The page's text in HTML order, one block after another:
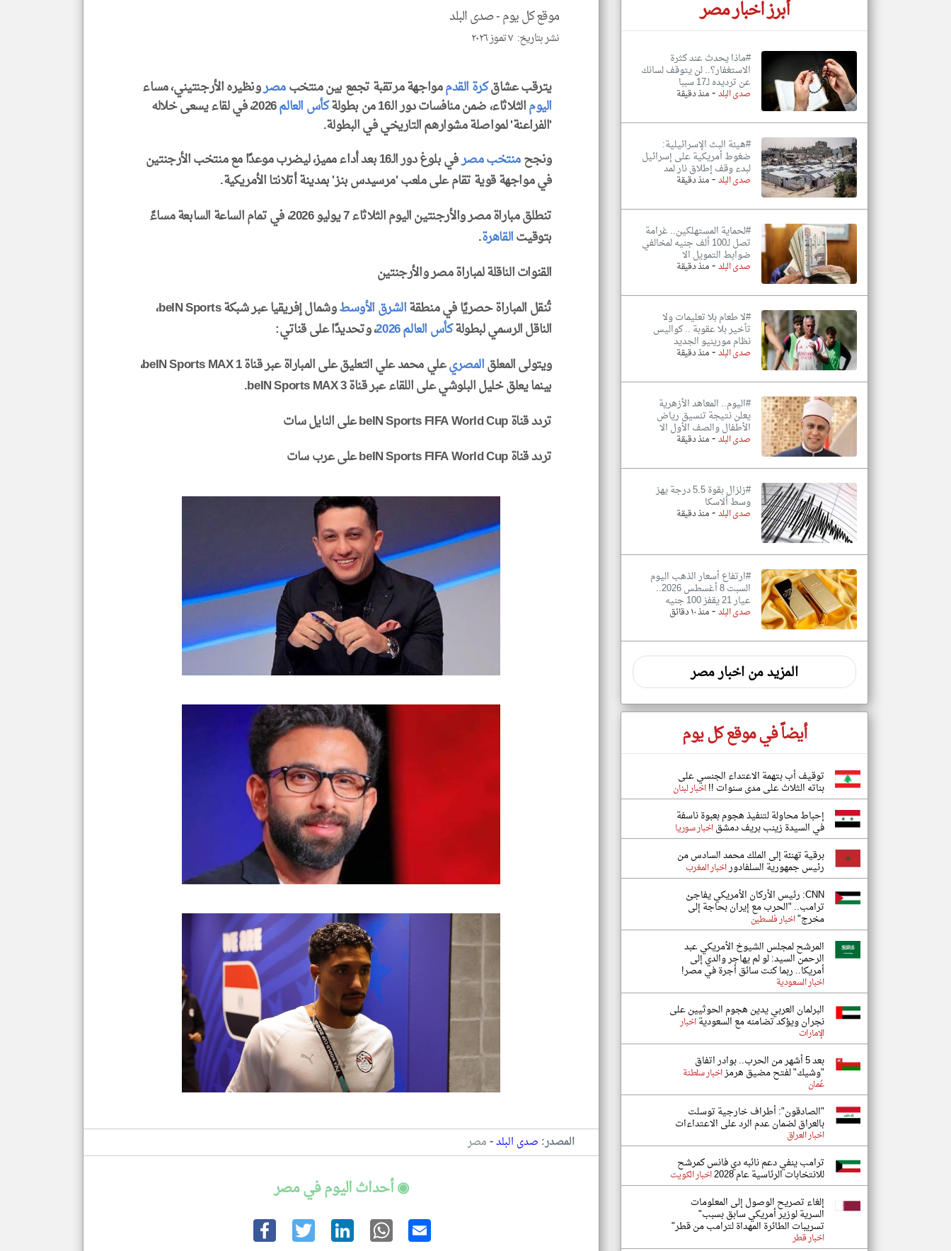
موقع كل يوم -صدى البلد
نشر بتاريخ: ٧ تموز ٢٠٢٦
يترقب عشاقكرة القدممواجهة مرتقبة تجمع بين منتخبمصرونظيره الأرجنتيني، مساء
اليومالثلاثاء، ضمن منافسات دور الـ16 من بطولة كأس العالم
2026، في لقاء يسعى خلاله
'الفراعنة' لمواصلة مشوارهم التاريخي في البطولة.
ونجحمنتخب مصر
في بلوغ دور الـ16 بعد أداء مميز، ليضرب موعدًا مع منتخب الأرجنتين
في مواجهة قوية تقام على ملعب 'مرسيدس بنز' بمدينة أتلانتا الأمريكية.
تنطلق مباراة مصر والأرجنتين اليوم الثلاثاء 7 يوليو 2026، في تمام الساعة السابعة مساءً
بتوقيتالقاهرة.
القنوات الناقلة لمباراة مصر والأرجنتين
تُنقل المباراة حصريًا في منطقةالشرق الأوسط
وشمال إفريقيا عبر شبكة beIN Sports،
الناقل الرسمي لبطولةكأس العالم 2026
، وتحديدًا على قناتي:
ويتولى المعلقالمصري
علي محمد علي التعليق على المباراة عبر قناة beIN Sports MAX 1،
بينما يعلق خليل البلوشي على اللقاء عبر قناة beIN Sports MAX 3.
تردد قناة beIN Sports FIFA World Cup على النايل سات
تردد قناة beIN Sports FIFA World Cup على عرب سات
المصدر: صدى البلد-مصر
◉ أحداث اليوم في مصر
أبرز اخبار مصر
#ماذا يحدث عند كثرة
الاستغفار؟.. لن يتوقف لسانك
عن ترديده لـ17 سببا
صدى البلد-منذ دقيقة
#هيئة البث الإسرائيلية:
ضغوط أمريكية على إسرائيل
لبدء وقف إطلاق نار لمد
صدى البلد-منذ دقيقة
#لحماية المستهلكين.. غرامة
تصل لـ100 ألف جنيه لمخالفي
ضوابط التمويل الا
صدى البلد-منذ دقيقة
#لا طعام بلا تعليمات ولا
تأخير بلا عقوبة .. كواليس
نظام مورينيو الجديد
صدى البلد-منذ دقيقة
#اليوم.. المعاهد الأزهرية
يعلن نتيجة تنسيق رياض
الأطفال والصف الأول الا
صدى البلد-منذ دقيقة
#زلزال بقوة 5.5 درجة يهز
وسط ألاسكا
صدى البلد-منذ دقيقة
#ارتفاع أسعار الذهب اليوم
السبت 8 أغسطس 2026..
عيار 21 يقفز 100 جنيه
صدى البلد-منذ ١٠ دقائق
المزيد من اخبار مصر
أيضاً في موقع كل يوم
توقيف أب بتهمة الاعتداء الجنسي على
بناته الثلاث على مدى سنوات !!اخبار لبنان
إحباط محاولة لتنفيذ هجوم بعبوة ناسفة
في السيدة زينب بريف دمشقاخبار سوريا
برقية تهنئة إلى الملك محمد السادس من
رئيس جمهورية السلفادوراخبار المغرب
CNN: رئيس الأركان الأمريكي يفاجئ
ترامب.. "الحرب مع إيران بحاجة إلى
مخرج"اخبار فلسطين
المرشح لمجلس الشيوخ الأمريكي عبد
الرحمن السيد: لو لم يهاجر والدي إلى
أمريكا.. ربما كنت سائق أجرة في مصر!
اخبار السعودية
البرلمان العربي يدين هجوم الحوثيين على
نجران ويؤكد تضامنه مع السعوديةاخبار
الإمارات
بعد 5 أشهر من الحرب.. بوادر اتفاق
"وشيك" لفتح مضيق هرمزاخبار سلطنة
عُمان
"الصادقون": أطراف خارجية توسلت
بالعراق لضمان عدم الرد على الاعتداءات
اخبار العراق
ترامب ينفي دعم نائبه دي فانس كمرشح
للانتخابات الرئاسية عام 2028 اخبار الكويت
إلغاء تصريح الوصول إلى المعلومات
السرية لوزير أمريكي سابق بسبب"
تسريبات الطائرة المهداة لترامب من قطر"
اخبار قطر